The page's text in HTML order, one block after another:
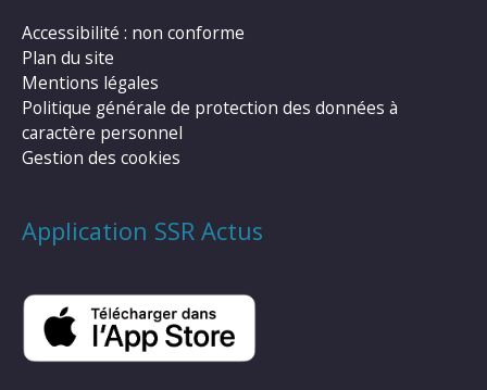
Accessibilité : non conforme
Plan du site
Mentions légales
Politique générale de protection des données à
caractère personnel
Gestion des cookies
Application SSR Actus